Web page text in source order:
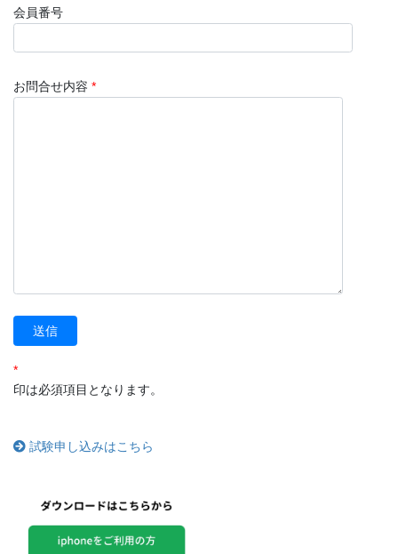
会員番号
お問合せ内容 *
*
印は必須項目となります。
試験申し込みはこちら